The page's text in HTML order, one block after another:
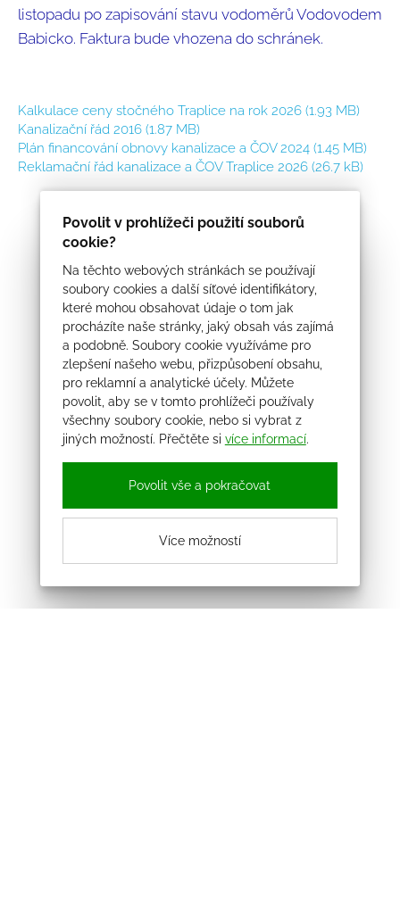
Povolit v prohlížeči použití souborů
cookie?
Na těchto webových stránkách se používají
soubory cookies a další síťové identifikátory,
které mohou obsahovat údaje o tom jak
procházíte naše stránky, jaký obsah vás zajímá
a podobně. Soubory cookie využíváme pro
zlepšení našeho webu, přizpůsobení obsahu,
pro reklamní a analytické účely. Můžete
povolit, aby se v tomto prohlížeči používaly
všechny soubory cookie, nebo si vybrat z
jiných možností. Přečtěte si více informací.
Povolit vše a pokračovat
Více možností
listopadu po zapisování stavu vodoměrů Vodovodem
Babicko. Faktura bude vhozena do schránek.
Kalkulace ceny stočného Traplice na rok 2026 (1.93 MB)
Kanalizační řád 2016 (1.87 MB)
Plán financování obnovy kanalizace a ČOV 2024 (1.45 MB)
Reklamační řád kanalizace a ČOV Traplice 2026 (26.7 kB)